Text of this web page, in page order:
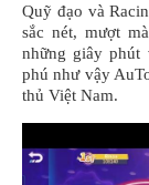
Quỹ đạo và
sắc nét, mượt
những giây phút
phú như vậy
thủ Việt Nam.